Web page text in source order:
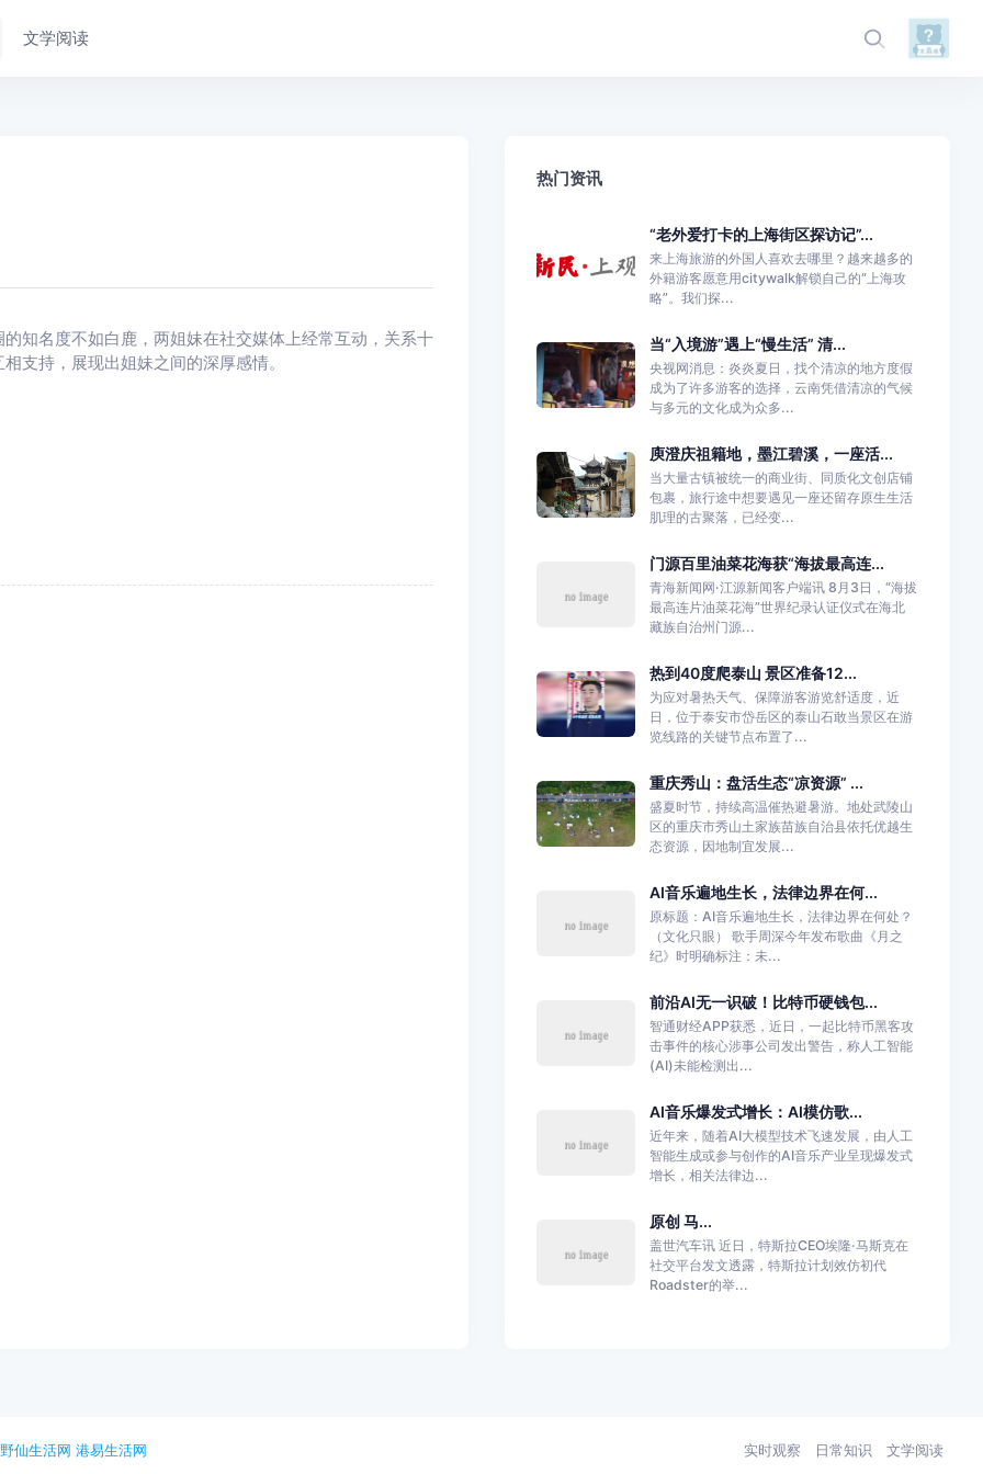
文学阅读
知名度不如白鹿，两姐妹在社交媒体上经常互动，关系十
支持，展现出姐妹之间的深厚感情。
热门资讯
“老外爱打卡的上海街区探访记”...
来上海旅游的外国人喜欢去哪里？越来越多的
外籍游客愿意用citywalk解锁自己的“上海攻
略”。我们探...
当“入境游”遇上“慢生活” 清...
央视网消息：炎炎夏日，找个清凉的地方度假
成为了许多游客的选择，云南凭借清凉的气候
与多元的文化成为众多...
庾澄庆祖籍地，墨江碧溪，一座活...
当大量古镇被统一的商业街、同质化文创店铺
包裹，旅行途中想要遇见一座还留存原生生活
肌理的古聚落，已经变...
门源百里油菜花海获“海拔最高连...
青海新闻网·江源新闻客户端讯 8月3日，“海拔
最高连片油菜花海”世界纪录认证仪式在海北
藏族自治州门源...
热到40度爬泰山 景区准备12...
为应对暑热天气、保障游客游览舒适度，近
日，位于泰安市岱岳区的泰山石敢当景区在游
览线路的关键节点布置了...
重庆秀山：盘活生态“凉资源” ...
盛夏时节，持续高温催热避暑游。地处武陵山
区的重庆市秀山土家族苗族自治县依托优越生
态资源，因地制宜发展...
AI音乐遍地生长，法律边界在何...
原标题：AI音乐遍地生长，法律边界在何处？
（文化只眼） 歌手周深今年发布歌曲《月之
纪》时明确标注：未...
前沿AI无一识破！比特币硬钱包...
智通财经APP获悉，近日，一起比特币黑客攻
击事件的核心涉事公司发出警告，称人工智能
(AI)未能检测出...
AI音乐爆发式增长：AI模仿歌...
近年来，随着AI大模型技术飞速发展，由人工
智能生成或参与创作的AI音乐产业呈现爆发式
增长，相关法律边...
原创 马...
盖世汽车讯 近日，特斯拉CEO埃隆·马斯克在
社交平台发文透露，特斯拉计划效仿初代
Roadster的举...
野仙生活网 港易生活网 实时观察 日常知识 文学阅读